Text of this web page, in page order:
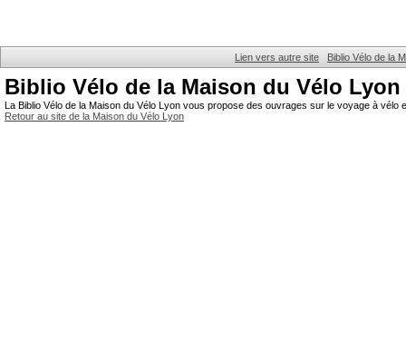
Lien vers autre site Biblio Vélo de la
Biblio Vélo de la Maison du Vélo Lyon
La Biblio Vélo de la Maison du Vélo Lyon vous propose des ouvrages sur le voyage à
Retour au site de la Maison du Vélo Lyon